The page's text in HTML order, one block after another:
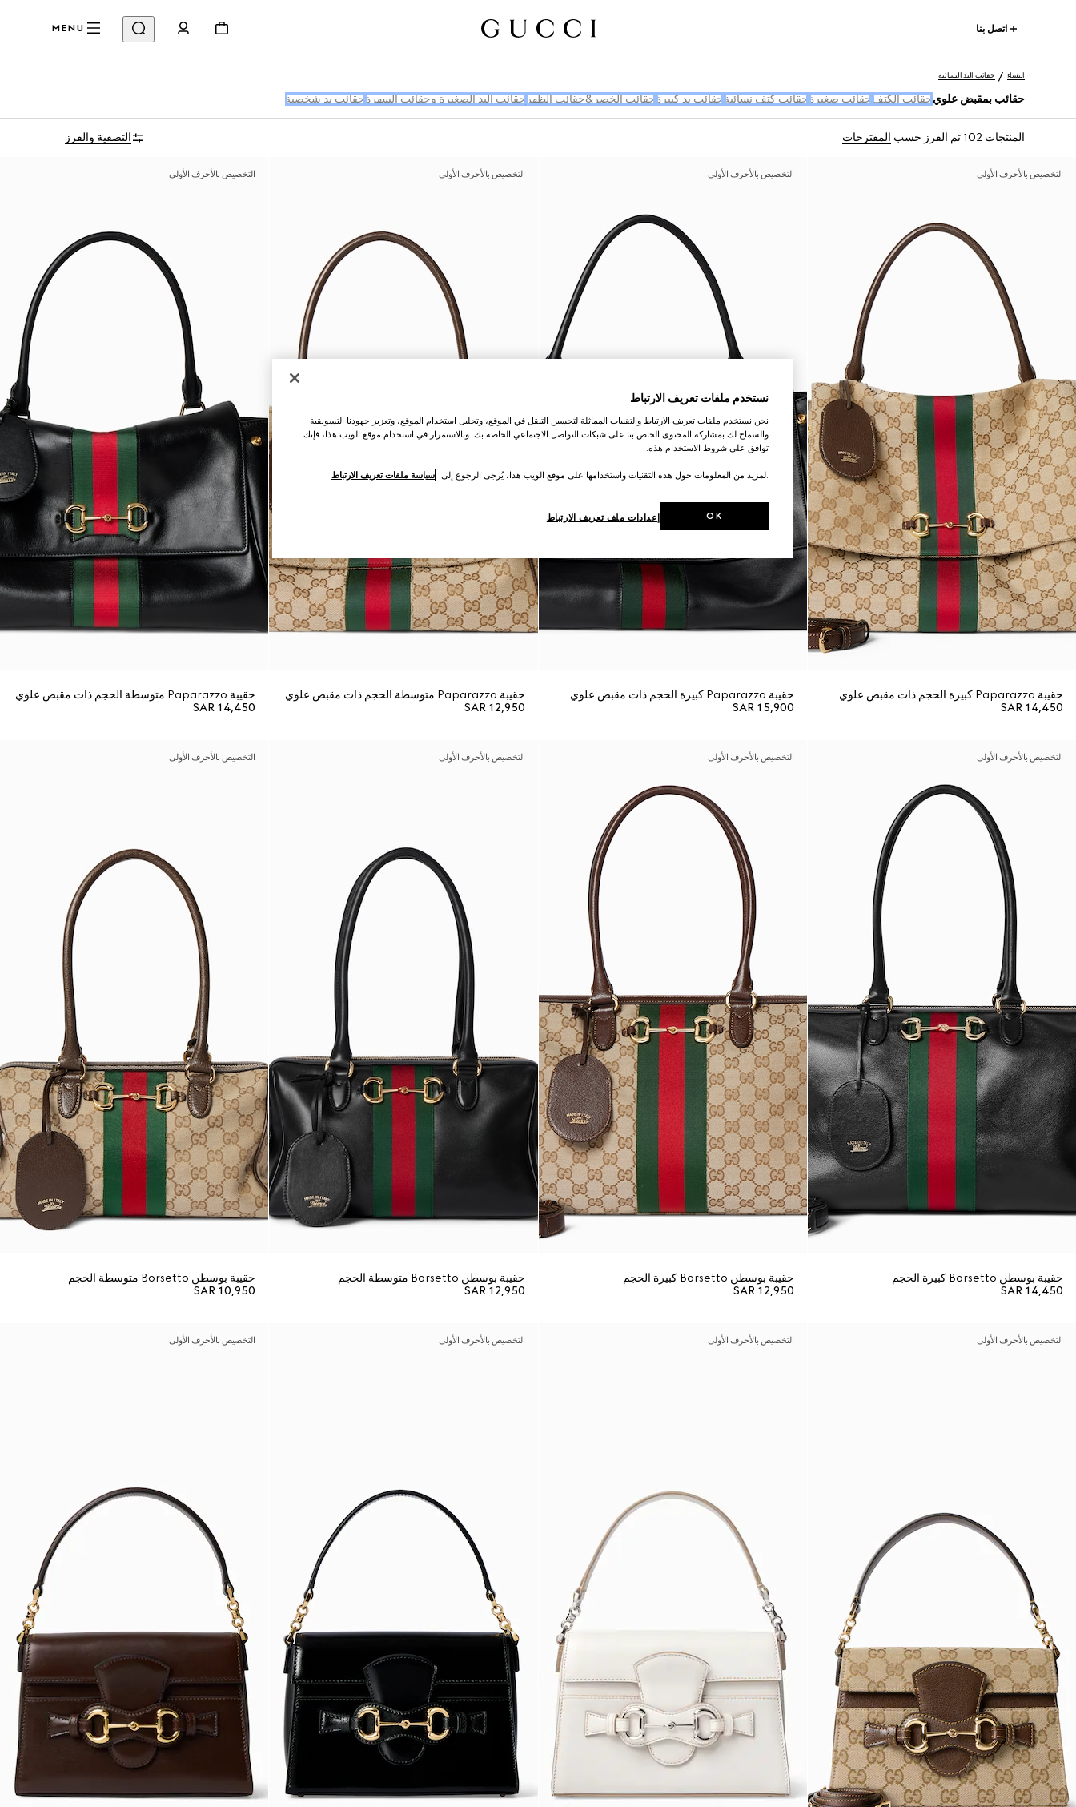
اتصل بنا MENU
النساء حقائب اليد النسائية
حقائب بمقبض علوي حقائب الكتف حقائب صغيرة حقائب كتف نسائية حقائب يد كبيرة حقائب الخصر&حقائب الظهر حقائب اليد الصغيرة وحقائب السهرة حقائب يد شخصية
المنتجات 102 تم الفرز حسب المقترحات التصفية والفرز
التخصيص بالأحرف الأولى
حقيبة Paparazzo كبيرة الحجم ذات مقبض علوي
SAR 14,450
التخصيص بالأحرف الأولى
حقيبة Paparazzo كبيرة الحجم ذات مقبض علوي
SAR 15,900
التخصيص بالأحرف الأولى
حقيبة Paparazzo متوسطة الحجم ذات مقبض علوي
SAR 12,950
التخصيص بالأحرف الأولى
حقيبة Paparazzo متوسطة الحجم ذات مقبض علوي
SAR 14,450
التخصيص بالأحرف الأولى
حقيبة بوسطن Borsetto كبيرة الحجم
SAR 14,450
التخصيص بالأحرف الأولى
حقيبة بوسطن Borsetto كبيرة الحجم
SAR 12,950
التخصيص بالأحرف الأولى
حقيبة بوسطن Borsetto متوسطة الحجم
SAR 12,950
التخصيص بالأحرف الأولى
حقيبة بوسطن Borsetto متوسطة الحجم
SAR 10,950
التخصيص بالأحرف الأولى التخصيص بالأحرف الأولى التخصيص بالأحرف الأولى التخصيص بالأحرف الأولى
نستخدم ملفات تعريف الارتباط
نحن نستخدم ملفات تعريف الارتباط والتقنيات المماثلة لتحسين التنقل في الموقع، وتحليل استخدام الموقع، وتعزيز جهودنا التسويقية
والسماح لك بمشاركة المحتوى الخاص بنا على شبكات التواصل الاجتماعي الخاصة بك. وبالاستمرار في استخدام موقع الويب هذا، فإنك
توافق على شروط الاستخدام هذه.
.لمزيد من المعلومات حول هذه التقنيات واستخدامها على موقع الويب هذا، يُرجى الرجوع إلى سياسة ملفات تعريف الارتباط
إعدادات ملف تعريف الارتباط OK